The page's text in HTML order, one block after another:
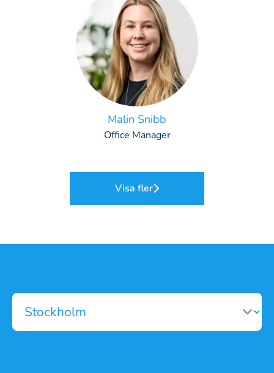
Malin Snibb
Office Manager
Visa fler